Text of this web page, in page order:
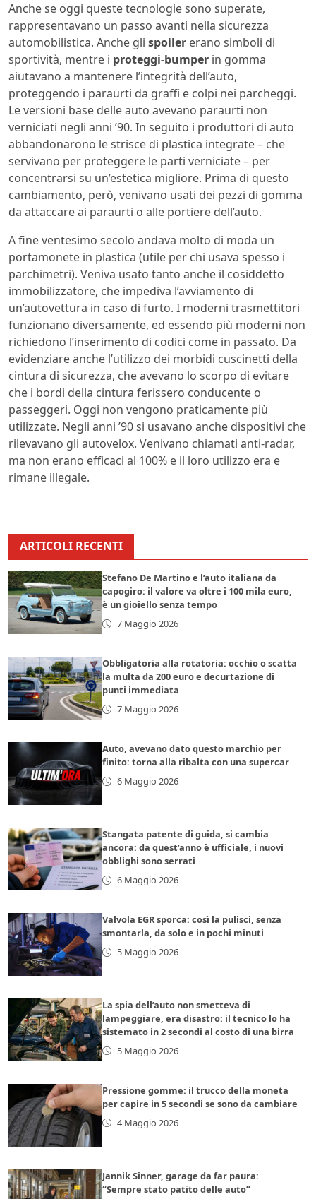
Anche se oggi queste tecnologie sono superate,
rappresentavano un passo avanti nella sicurezza
automobilistica. Anche gli spoiler erano simboli di
sportività, mentre i proteggi-bumper in gomma
aiutavano a mantenere l’integrità dell’auto,
proteggendo i paraurti da graffi e colpi nei parcheggi.
Le versioni base delle auto avevano paraurti non
verniciati negli anni ’90. In seguito i produttori di auto
abbandonarono le strisce di plastica integrate – che
servivano per proteggere le parti verniciate – per
concentrarsi su un’estetica migliore. Prima di questo
cambiamento, però, venivano usati dei pezzi di gomma
da attaccare ai paraurti o alle portiere dell’auto.
A fine ventesimo secolo andava molto di moda un
portamonete in plastica (utile per chi usava spesso i
parchimetri). Veniva usato tanto anche il cosiddetto
immobilizzatore, che impediva l’avviamento di
un’autovettura in caso di furto. I moderni trasmettitori
funzionano diversamente, ed essendo più moderni non
richiedono l’inserimento di codici come in passato. Da
evidenziare anche l’utilizzo dei morbidi cuscinetti della
cintura di sicurezza, che avevano lo scorpo di evitare
che i bordi della cintura ferissero conducente o
passeggeri. Oggi non vengono praticamente più
utilizzate. Negli anni ’90 si usavano anche dispositivi che
rilevavano gli autovelox. Venivano chiamati anti-radar,
ma non erano efficaci al 100% e il loro utilizzo era e
rimane illegale.
ARTICOLI RECENTI
Stefano De Martino e l’auto italiana da
capogiro: il valore va oltre i 100 mila euro,
è un gioiello senza tempo
7 Maggio 2026
Obbligatoria alla rotatoria: occhio o scatta
la multa da 200 euro e decurtazione di
punti immediata
7 Maggio 2026
Auto, avevano dato questo marchio per
finito: torna alla ribalta con una supercar
6 Maggio 2026
Stangata patente di guida, si cambia
ancora: da quest’anno è ufficiale, i nuovi
obblighi sono serrati
6 Maggio 2026
Valvola EGR sporca: così la pulisci, senza
smontarla, da solo e in pochi minuti
5 Maggio 2026
La spia dell’auto non smetteva di
lampeggiare, era disastro: il tecnico lo ha
sistemato in 2 secondi al costo di una birra
5 Maggio 2026
Pressione gomme: il trucco della moneta
per capire in 5 secondi se sono da cambiare
4 Maggio 2026
Jannik Sinner, garage da far paura:
“Sempre stato patito delle auto”